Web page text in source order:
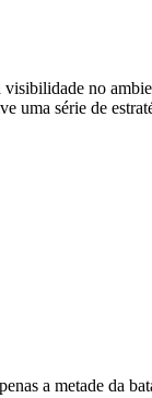
no
uma série de
a metade da